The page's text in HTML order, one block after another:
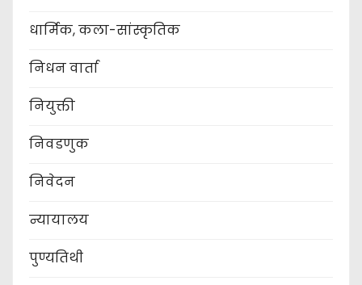
धार्मिक, कला-सांस्कृतिक
निधन वार्ता
नियुक्ती
निवडणुक
निवेदन
न्यायालय
पुण्यतिथी